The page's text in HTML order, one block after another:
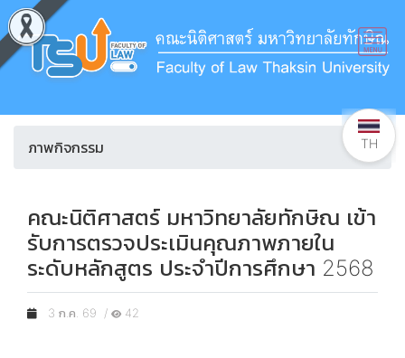
ภาพกิจกรรม
คณะนิติศาสตร์ มหาวิทยาลัยทักษิณ เข้า
รับการตรวจประเมินคุณภาพภายใน
ระดับหลักสูตร ประจำปีการศึกษา 2568
3 ก.ค. 69 / 42
TH